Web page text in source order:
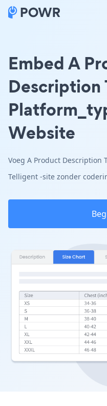
Embed A
Description
Website
Voeg A Product Description
Telligent -site zonder